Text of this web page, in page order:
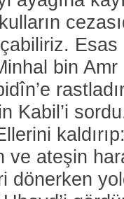
bin
Kabil’i
ve ateşin
dönerken